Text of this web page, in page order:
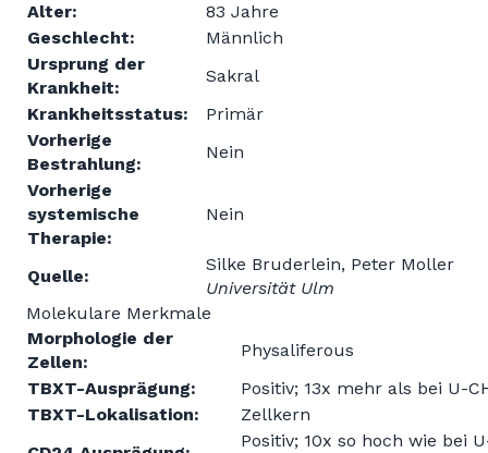
Alter:
83 Jahre
Geschlecht:
Männlich
Ursprung der
Krankheit:
Sakral
Krankheitsstatus:
Primär
Vorherige
Bestrahlung:
Nein
Vorherige
systemische
Therapie:
Nein
Quelle:
Silke Bruderlein, Peter Moller
Universität Ulm
Molekulare Merkmale
Morphologie der
Zellen:
Physaliferous
TBXT-Ausprägung:
Positiv; 13x mehr als bei U-
TBXT-Lokalisation:
Zellkern
Positiv; 10x so hoch wie bei